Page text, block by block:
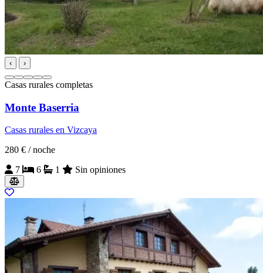
‹ ›
Casas rurales completas
Monte Baserria
Casas rurales en Vizcaya
280 € / noche
7
6 1 Sin opiniones